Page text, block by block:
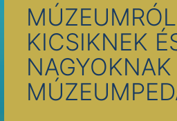
MÚZEUMRÓL
KICSIKNEK
NAGYOKNAK